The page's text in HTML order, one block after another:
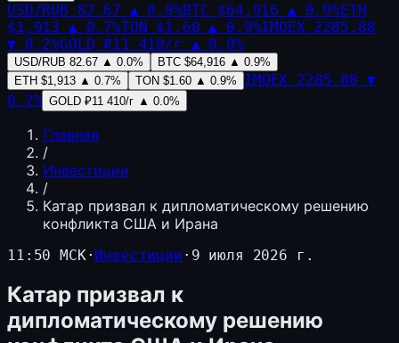
USD/RUB 82.67 ▲ 0.0%BTC $64,916 ▲ 0.9%ETH
$1,913 ▲ 0.7%TON $1.60 ▲ 0.9%IMOEX 2285.88
▼ 0.2%GOLD ₽11 410/г ▲ 0.0%
USD/RUB 82.67 ▲ 0.0% BTC $64,916 ▲ 0.9%
ETH $1,913 ▲ 0.7% TON $1.60 ▲ 0.9% IMOEX 2285.88 ▼
0.2% GOLD ₽11 410/г ▲ 0.0%
Главная
/
Инвестиции
/
Катар призвал к дипломатическому решению
конфликта США и Ирана
11:50 МСК· Инвестиции · 9 июля 2026 г.
Катар призвал к
дипломатическому решению